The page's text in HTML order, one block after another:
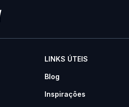
LINKS ÚTEIS
Blog
Inspirações